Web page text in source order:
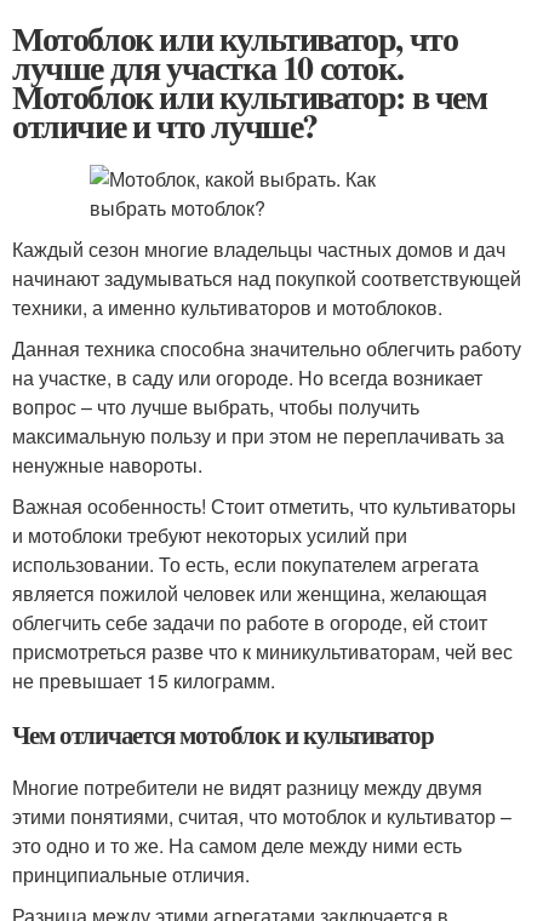
Мотоблок или культиватор, что
лучше для участка 10 соток.
Мотоблок или культиватор: в чем
отличие и что лучше?
Каждый сезон многие владельцы частных домов и дач
начинают задумываться над покупкой соответствующей
техники, а именно культиваторов и мотоблоков.
Данная техника способна значительно облегчить работу
на участке, в саду или огороде. Но всегда возникает
вопрос – что лучше выбрать, чтобы получить
максимальную пользу и при этом не переплачивать за
ненужные навороты.
Важная особенность! Стоит отметить, что культиваторы
и мотоблоки требуют некоторых усилий при
использовании. То есть, если покупателем агрегата
является пожилой человек или женщина, желающая
облегчить себе задачи по работе в огороде, ей стоит
присмотреться разве что к миникультиваторам, чей вес
не превышает 15 килограмм.
Чем отличается мотоблок и культиватор
Многие потребители не видят разницу между двумя
этими понятиями, считая, что мотоблок и культиватор –
это одно и то же. На самом деле между ними есть
принципиальные отличия.